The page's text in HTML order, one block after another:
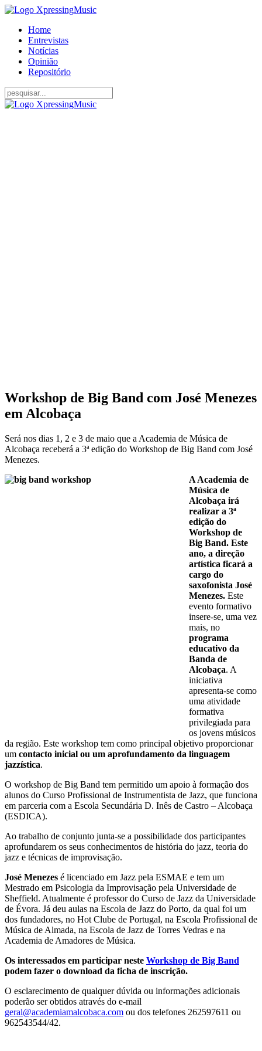
Home
Entrevistas
Notícias
Opinião
Repositório
Workshop de Big Band com José Menezes
em Alcobaça
Será nos dias 1, 2 e 3 de maio que a Academia de Música de
Alcobaça receberá a 3ª edição do Workshop de Big Band com José
Menezes.
A Academia de
Música de
Alcobaça irá
realizar a 3ª
edição do
Workshop de
Big Band. Este
ano, a direção
artística ficará a
cargo do
saxofonista José
Menezes. Este
evento formativo
insere-se, uma vez
mais, no
programa
educativo da
Banda de
Alcobaça. A
iniciativa
apresenta-se como
uma atividade
formativa
privilegiada para
os jovens músicos
da região. Este workshop tem como principal objetivo proporcionar
um contacto inicial ou um aprofundamento da linguagem
jazzística.
O workshop de Big Band tem permitido um apoio à formação dos
alunos do Curso Profissional de Instrumentista de Jazz, que funciona
em parceria com a Escola Secundária D. Inês de Castro – Alcobaça
(ESDICA).
Ao trabalho de conjunto junta-se a possibilidade dos participantes
aprofundarem os seus conhecimentos de história do jazz, teoria do
jazz e técnicas de improvisação.
José Menezes é licenciado em Jazz pela ESMAE e tem um
Mestrado em Psicologia da Improvisação pela Universidade de
Sheffield. Atualmente é professor do Curso de Jazz da Universidade
de Évora. Já deu aulas na Escola de Jazz do Porto, da qual foi um
dos fundadores, no Hot Clube de Portugal, na Escola Profissional de
Música de Almada, na Escola de Jazz de Torres Vedras e na
Academia de Amadores de Música.
Os interessados em participar neste Workshop de Big Band
podem fazer o download da ficha de inscrição.
O esclarecimento de qualquer dúvida ou informações adicionais
poderão ser obtidos através do e-mail
geral@academiamalcobaca.com ou dos telefones 262597611 ou
962543544/42.